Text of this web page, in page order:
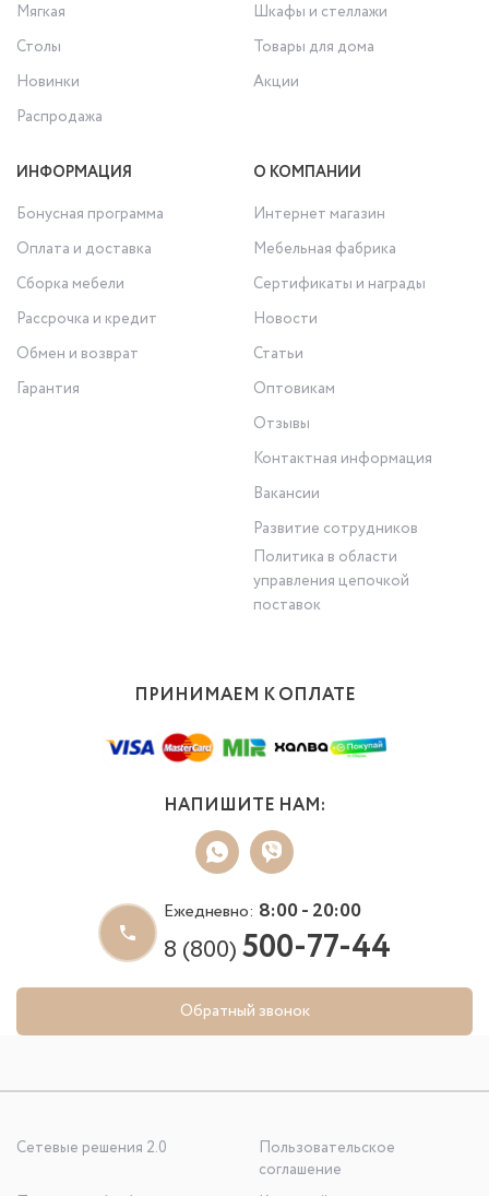
Мягкая
Шкафы и стеллажи
Столы
Товары для дома
Новинки
Акции
Распродажа
ИНФОРМАЦИЯ
Бонусная программа
Оплата и доставка
Сборка мебели
Рассрочка и кредит
Обмен и возврат
Гарантия
О КОМПАНИИ
Интернет магазин
Мебельная фабрика
Сертификаты и награды
Новости
Статьи
Оптовикам
Отзывы
Контактная информация
Вакансии
Развитие сотрудников
Политика в области
управления цепочкой
поставок
ПРИНИМАЕМ К ОПЛАТЕ
НАПИШИТЕ НАМ:
Ежедневно: 8:00 - 20:00
8 (800)500-77-44
Обратный звонок
Сетевые решения 2.0
Пользовательское
соглашение